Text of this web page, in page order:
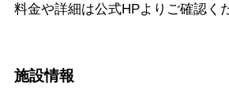
料金や詳細は公式HPよりご確認く
施設情報